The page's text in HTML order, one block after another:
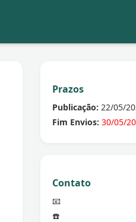
Prazos
Publicação: 22/05/
Fim Envios: 30/05/
Contato
📧
☎️